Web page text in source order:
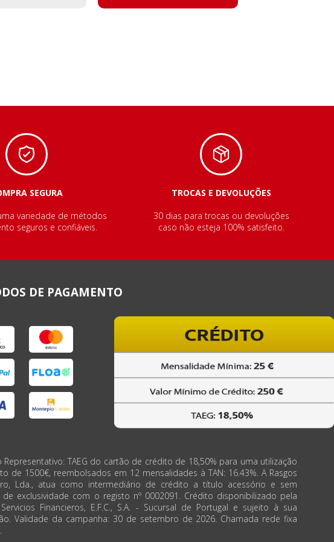
SEGURA
TROCAS E DEVOLUÇÕES
variedade de métodos
seguros e confiáveis.
30 dias para trocas ou devoluções
caso não esteja 100% satisfeito.
DE PAGAMENTO
Representativo: TAEG do cartão de crédito de 18,50% para uma utilização
de 1500€, reembolsados em 12 mensalidades à TAN: 16.43%. A Rasgos
Lda., atua como intermediário de crédito a título acessório e sem
de exclusividade com o registo nº 0002091. Crédito disponibilizado pela
Financieros, E.F.C., S.A. - Sucursal de Portugal e sujeito à sua
Validade da campanha: 30 de setembro de 2026. Chamada rede fixa